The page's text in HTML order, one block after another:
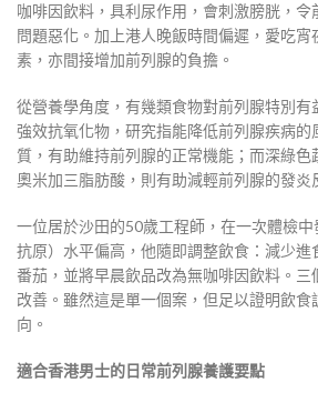
咖啡因飲料，具利尿作用，會刺激膀胱，
問題惡化。加上港人晚飯時間偏遲，愛吃
素，亦間接增加前列腺的負擔。
從營養學角度，有幾類食物對前列腺特別有
強效抗氧化物，研究指能降低前列腺疾病的
質，有助維持前列腺的正常機能；而深綠色
奧米加三脂肪酸，則有助減輕前列腺的發炎
一位居於沙田的50歲工程師，在一次體檢
抗原）水平偏高，他隨即調整飲食：減少進
番茄，並將早晨飲品改為無咖啡因飲料。
改善。雖然這是單一個案，但足以證明飲食
向。
適合香港男士的日常前列腺養護要點